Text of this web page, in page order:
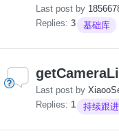
Last post by
Replies: 3 基础库
Last post by
Replies: 1 持续跟进